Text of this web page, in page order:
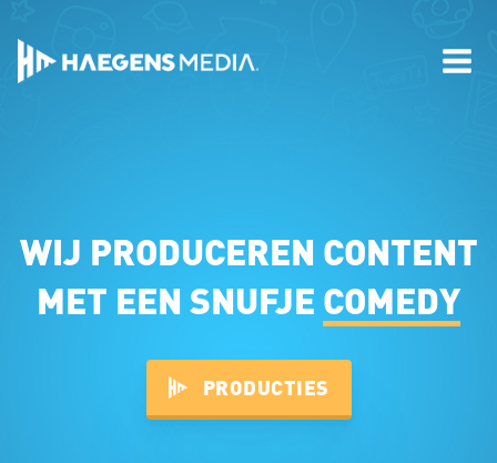
WIJ PRODUCEREN CONTENT
MET EEN SNUFJE COMEDY
PRODUCTIES